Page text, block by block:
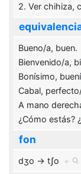
2. Ver chihiza,
Bueno/a, buen.
Bienvenido/a,
Bonísimo,
Cabal,
A mano
¿Cómo estás?
fon
dʒo → tʃo +